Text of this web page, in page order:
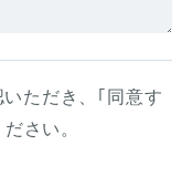
ただき、｢同意す
さい。